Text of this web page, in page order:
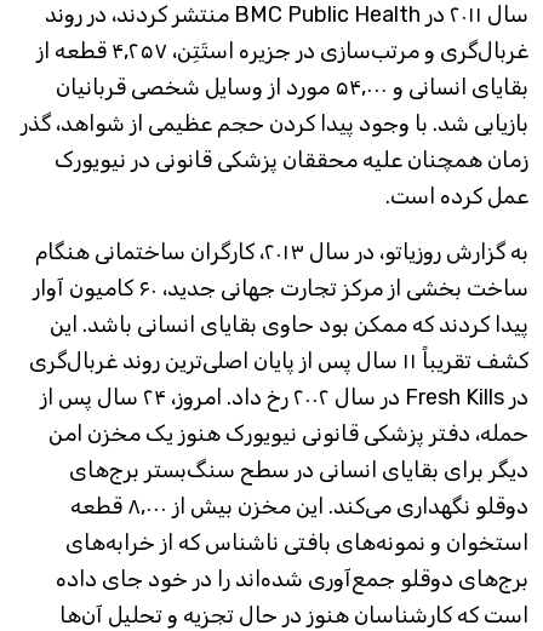
سال ۲۰۱۱ در BMC Public Health منتشر کردند، در روند
غربال‌گری و مرتب‌سازی در جزیره استَتِن، ۴,۲۵۷ قطعه از
بقایای انسانی و ۵۴,۰۰۰ مورد از وسایل شخصی قربانیان
بازیابی شد. با وجود پیدا کردن حجم عظیمی از شواهد، گذر
زمان همچنان علیه محققان پزشکی قانونی در نیویورک
عمل کرده است.
به گزارش روزیاتو، در سال ۲۰۱۳، کارگران ساختمانی هنگام
ساخت بخشی از مرکز تجارت جهانی جدید، ۶۰ کامیون آوار
پیدا کردند که ممکن بود حاوی بقایای انسانی باشد. این
کشف تقریباً ۱۱ سال پس از پایان اصلی‌ترین روند غربال‌گری
در Fresh Kills در سال ۲۰۰۲ رخ داد. امروز، ۲۴ سال پس از
حمله، دفتر پزشکی قانونی نیویورک هنوز یک مخزن امن
دیگر برای بقایای انسانی در سطح سنگ‌بستر برج‌های
دوقلو نگهداری می‌کند. این مخزن بیش از ۸,۰۰۰ قطعه
استخوان و نمونه‌های بافتی ناشناس که از خرابه‌های
برج‌های دوقلو جمع‌آوری شده‌اند را در خود جای داده
است که کارشناسان هنوز در حال تجزیه و تحلیل آن‌ها